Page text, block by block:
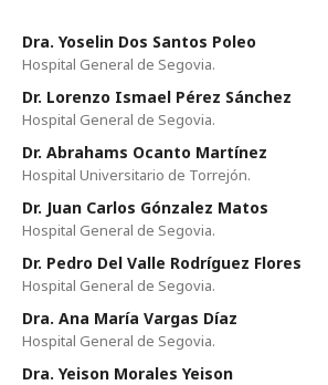
Dra. Yoselin Dos Santos Poleo
Hospital General de Segovia.
Dr. Lorenzo Ismael Pérez Sánchez
Hospital General de Segovia.
Dr. Abrahams Ocanto Martínez
Hospital Universitario de Torrejón.
Dr. Juan Carlos Gónzalez Matos
Hospital General de Segovia.
Dr. Pedro Del Valle Rodríguez Flores
Hospital General de Segovia.
Dra. Ana María Vargas Díaz
Hospital General de Segovia.
Dra. Yeison Morales Yeison